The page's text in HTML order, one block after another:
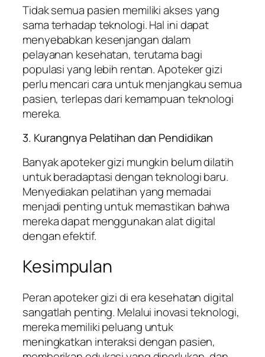
Tidak semua pasien memiliki akses yang
sama terhadap teknologi. Hal ini dapat
menyebabkan kesenjangan dalam
pelayanan kesehatan, terutama bagi
populasi yang lebih rentan. Apoteker gizi
perlu mencari cara untuk menjangkau semua
pasien, terlepas dari kemampuan teknologi
mereka.
3. Kurangnya Pelatihan dan Pendidikan
Banyak apoteker gizi mungkin belum dilatih
untuk beradaptasi dengan teknologi baru.
Menyediakan pelatihan yang memadai
menjadi penting untuk memastikan bahwa
mereka dapat menggunakan alat digital
dengan efektif.
Kesimpulan
Peran apoteker gizi di era kesehatan digital
sangatlah penting. Melalui inovasi teknologi,
mereka memiliki peluang untuk
meningkatkan interaksi dengan pasien,